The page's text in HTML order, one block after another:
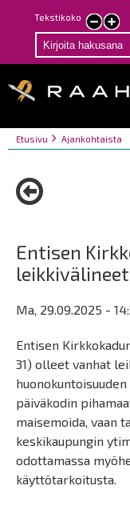
Hyppää
pääsisältöön
Tekstikoko
Pienennä
tekstin
kokoa
tekstin
kokoa
Breadcrumbs
You
here:
Etusivu Ajankohtaista
Entisen
Ma, 29.09.2025 -
Entisen
31) olleet vanhat
päiväkodin
maisemoida, vaan
keskikaupungin
odottamassa
käyttötarkoitusta.